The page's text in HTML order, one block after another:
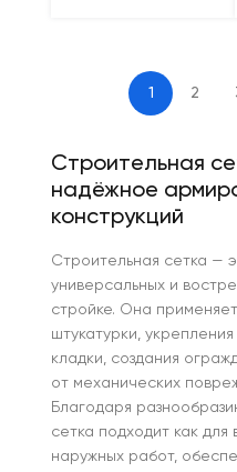
1 2
Строительная
надёжное
конструкций
Строительная сетка —
универсальных и
стройке. Она
штукатурки,
кладки, создания
от механических
Благодаря
сетка подходит как для
наружных работ,